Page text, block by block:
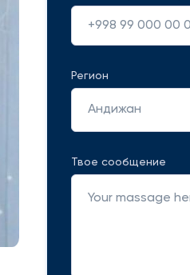
Регион
Андижан
Твое сообщение